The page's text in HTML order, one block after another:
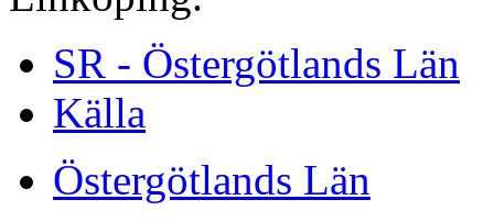
SR - Östergötlands Län
Källa
Östergötlands Län